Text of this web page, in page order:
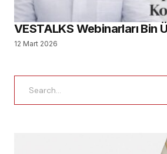
VESTALKS Webinarları Bin
12 Mart 2026